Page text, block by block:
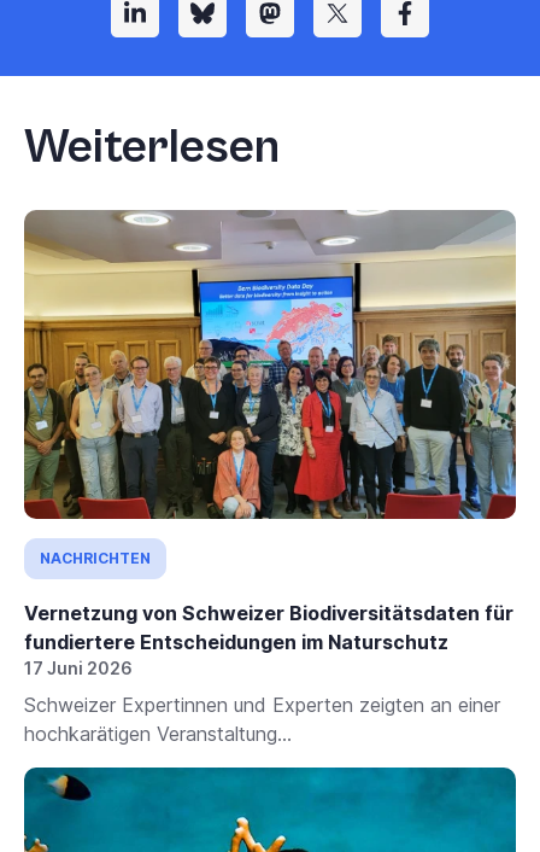
Weiterlesen
NACHRICHTEN
Vernetzung von Schweizer Biodiversitätsdaten für
fundiertere Entscheidungen im Naturschutz
17 Juni 2026
Schweizer Expertinnen und Experten zeigten an einer
hochkarätigen Veranstaltung...